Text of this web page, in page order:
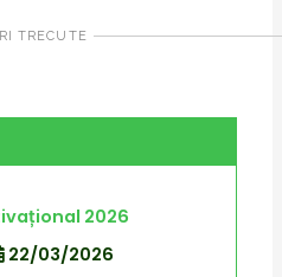
TRECUTE
2026
22/03/2026